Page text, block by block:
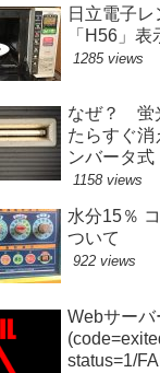
日立電子レ
「H56」表
1285 views
なぜ？ 蛍
たらすぐ
ンバータ式
1158 views
水分15％
ついて
922 views
Webサー
status=1/